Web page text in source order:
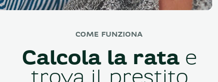
COME FUNZIONA
Calcola la ratae